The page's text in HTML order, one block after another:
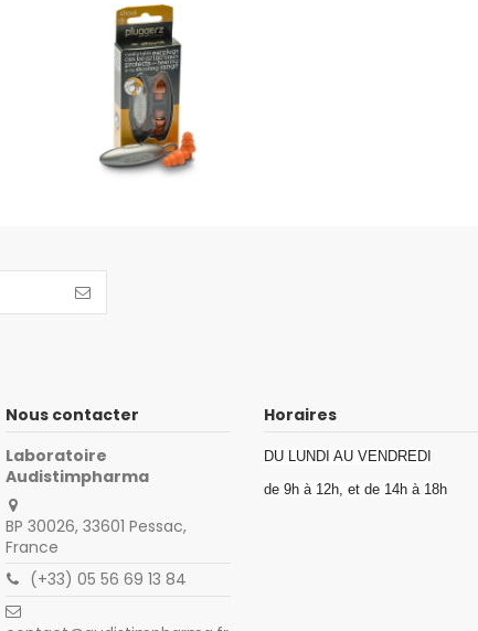
Protection auditive
chasse et tir
14,95 €
Ajouter au panier
Nous contacter
Laboratoire
Audistimpharma
BP 30026, 33601 Pessac,
France
(+33) 05 56 69 13 84
Horaires
DU LUNDI AU VENDREDI
de 9h à 12h, et de 14h à 18h